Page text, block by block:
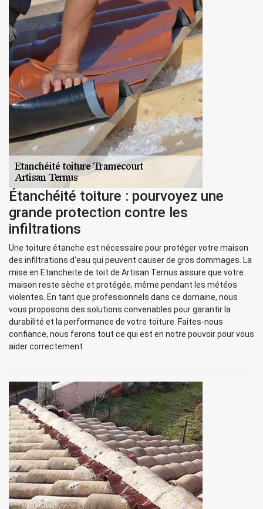
Étanchéité toiture : pourvoyez une
grande protection contre les
infiltrations
Une toiture étanche est nécessaire pour protéger votre maison
des infiltrations d'eau qui peuvent causer de gros dommages. La
mise en Etancheite de toit de Artisan Ternus assure que votre
maison reste sèche et protégée, même pendant les météos
violentes. En tant que professionnels dans ce domaine, nous
vous proposons des solutions convenables pour garantir la
durabilité et la performance de votre toiture. Faites-nous
confiance, nous ferons tout ce qui est en notre pouvoir pour vous
aider correctement.